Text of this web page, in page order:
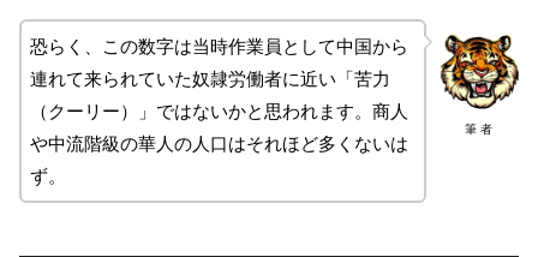
筆 者
恐らく、この数字は当時作業員として中国から
連れて来られていた奴隷労働者に近い「苦力
（クーリー）」ではないかと思われます。商人
や中流階級の華人の人口はそれほど多くないは
ず。